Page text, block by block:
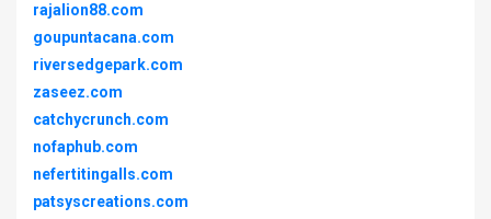
rajalion88.com
goupuntacana.com
riversedgepark.com
zaseez.com
catchycrunch.com
nofaphub.com
nefertitingalls.com
patsyscreations.com